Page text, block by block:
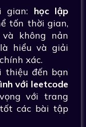
gian: học lập
tốn thời gian,
không nản
hiểu và giải
xác.
thiệu đến bạn
với leetcode
với trang
các bài tập